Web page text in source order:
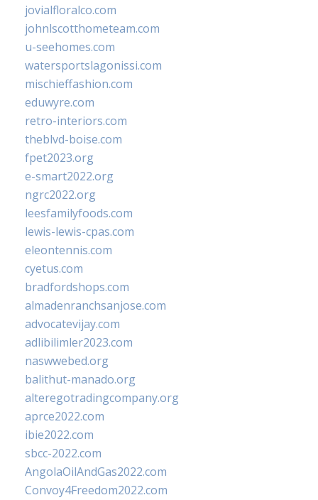
jovialfloralco.com
johnlscotthometeam.com
u-seehomes.com
watersportslagonissi.com
mischieffashion.com
eduwyre.com
retro-interiors.com
theblvd-boise.com
fpet2023.org
e-smart2022.org
ngrc2022.org
leesfamilyfoods.com
lewis-lewis-cpas.com
eleontennis.com
cyetus.com
bradfordshops.com
almadenranchsanjose.com
advocatevijay.com
adlibilimler2023.com
naswwebed.org
balithut-manado.org
alteregotradingcompany.org
aprce2022.com
ibie2022.com
sbcc-2022.com
AngolaOilAndGas2022.com
Convoy4Freedom2022.com